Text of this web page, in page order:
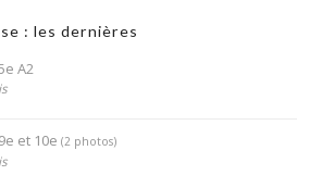
: les dernières
A2
et 10e (2 photos)